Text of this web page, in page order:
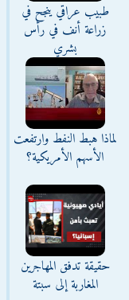
طبيب عراقي ينجح في
زراعة أنف في رأس
بشري
لماذا هبط النفط وارتفعت
الأسهم الأمريكية؟
حقيقة تدفق المهاجرين
المغاربة إلى سبتة